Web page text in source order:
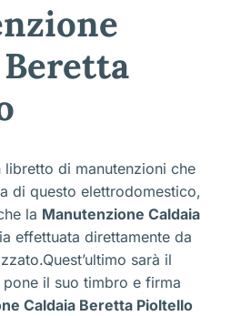
libretto di manutenzioni che
di questo elettrodomestico,
la Manutenzione Caldaia
effettuata direttamente da
sarà il
il suo timbro e firma
Caldaia Beretta Pioltello